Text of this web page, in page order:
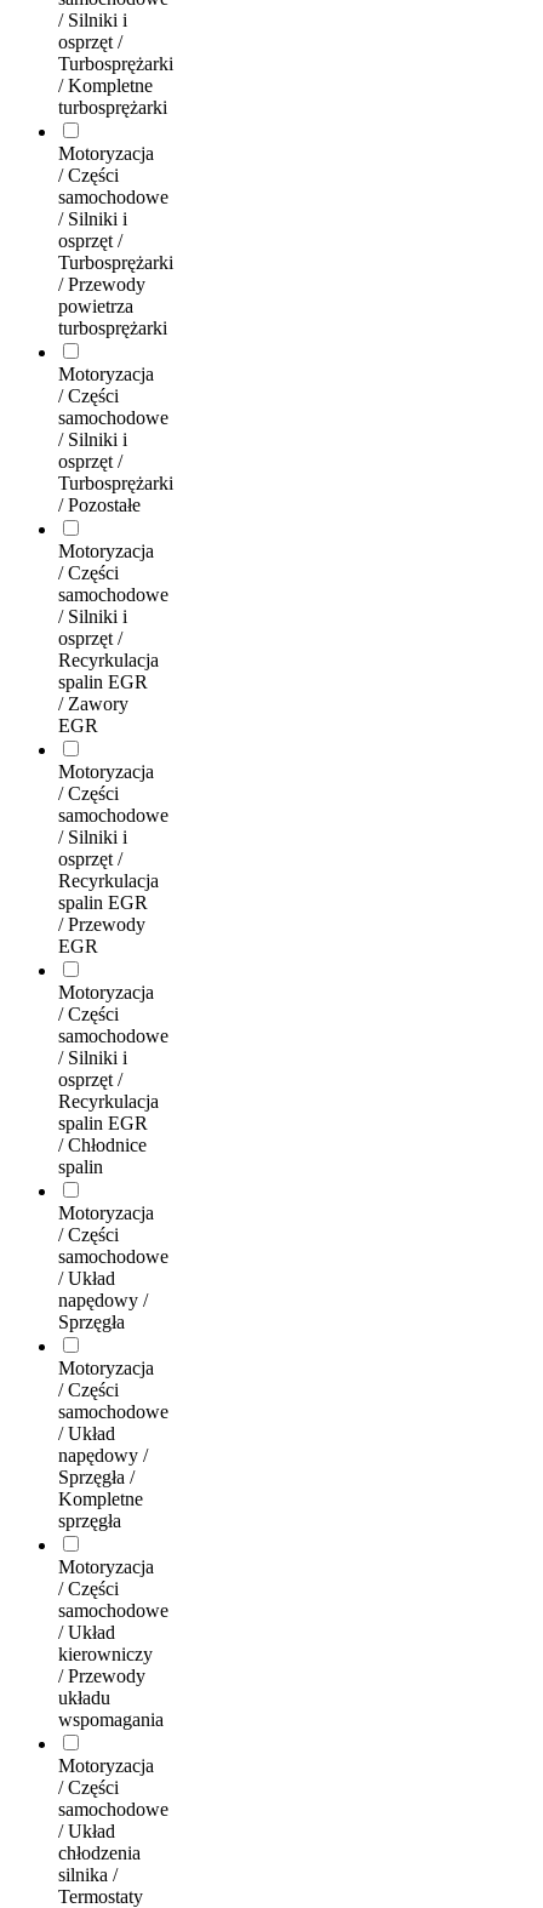
/ Silniki i
osprzęt /
Turbosprężarki
/ Kompletne
turbosprężarki
Motoryzacja
/ Części
samochodowe
/ Silniki i
osprzęt /
Turbosprężarki
/ Przewody
powietrza
turbosprężarki
Motoryzacja
/ Części
samochodowe
/ Silniki i
osprzęt /
Turbosprężarki
/ Pozostałe
Motoryzacja
/ Części
samochodowe
/ Silniki i
osprzęt /
Recyrkulacja
spalin EGR
/ Zawory
EGR
Motoryzacja
/ Części
samochodowe
/ Silniki i
osprzęt /
Recyrkulacja
spalin EGR
/ Przewody
EGR
Motoryzacja
/ Części
samochodowe
/ Silniki i
osprzęt /
Recyrkulacja
spalin EGR
/ Chłodnice
spalin
Motoryzacja
/ Części
samochodowe
/ Układ
napędowy /
Sprzęgła
Motoryzacja
/ Części
samochodowe
/ Układ
napędowy /
Sprzęgła /
Kompletne
sprzęgła
Motoryzacja
/ Części
samochodowe
/ Układ
kierowniczy
/ Przewody
układu
wspomagania
Motoryzacja
/ Części
samochodowe
/ Układ
chłodzenia
silnika /
Termostaty